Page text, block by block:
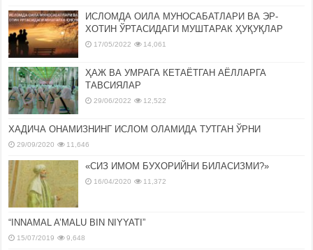
ИСЛОМДА ОИЛА МУНОСАБАТЛАРИ ВА ЭР-
ХОТИН ЎРТАСИДАГИ МУШТАРАК ҲУҚУҚЛАР
17/05/2022 14,061
ҲАЖ ВА УМРАГА КЕТАЁТГАН АЁЛЛАРГА
ТАВСИЯЛАР
29/06/2022 12,522
ХАДИЧА ОНАМИЗНИНГ ИСЛОМ ОЛАМИДА ТУТГАН ЎРНИ
29/09/2020 11,646
«СИЗ ИМОМ БУХОРИЙНИ БИЛАСИЗМИ?»
16/04/2020 11,372
“INNAMAL A’MALU BIN NIYYATI”
15/07/2019 9,648